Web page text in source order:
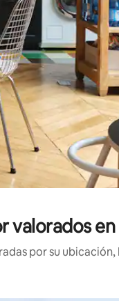
valorados
por su